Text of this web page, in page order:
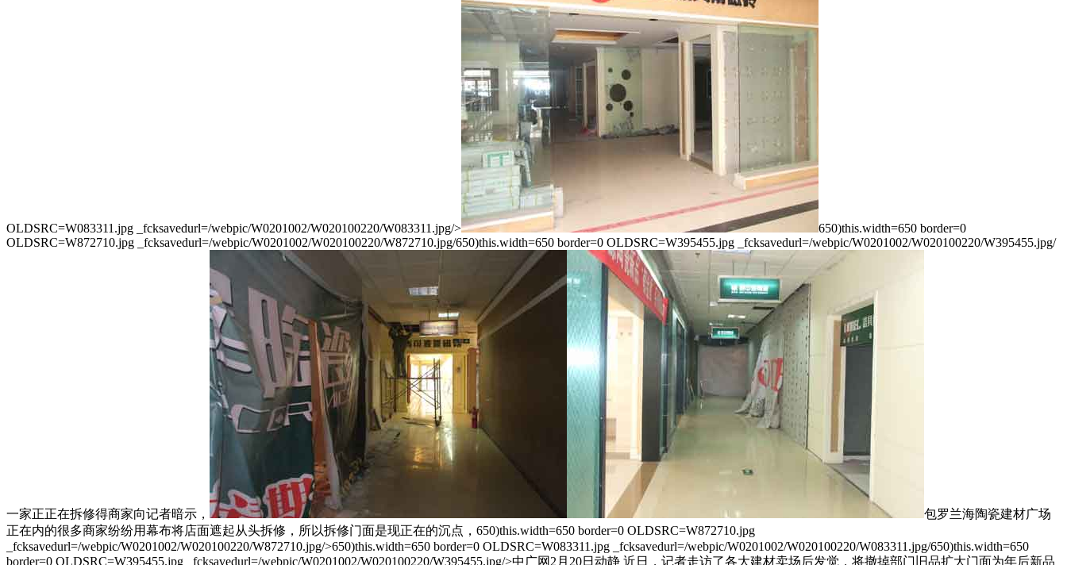
OLDSRC=W083311.jpg _fcksavedurl=/webpic/W0201002/W020100220/W083311.jpg/>
650)this.width=650 border=0
OLDSRC=W872710.jpg _fcksavedurl=/webpic/W0201002/W020100220/W872710.jpg/650)this.width=650 border=0 OLDSRC=W395455.jpg _fcksavedurl=/webpic/W0201002/W020100220/W395455.jpg/
一家正正在拆修得商家向记者暗示，
包罗兰海陶瓷建材广场
正在内的很多商家纷纷用幕布将店面遮起从头拆修，所以拆修门面是现正在的沉点，650)this.width=650 border=0 OLDSRC=W872710.jpg
_fcksavedurl=/webpic/W0201002/W020100220/W872710.jpg/>650)this.width=650 border=0 OLDSRC=W083311.jpg _fcksavedurl=/webpic/W0201002/W020100220/W083311.jpg/650)this.width=650
border=0 OLDSRC=W395455.jpg _fcksavedurl=/webpic/W0201002/W020100220/W395455.jpg/>中广网2月20日动静 近日，记者走访了各大建材卖场后发觉，将撤掉部门旧品扩大门面为年后新品